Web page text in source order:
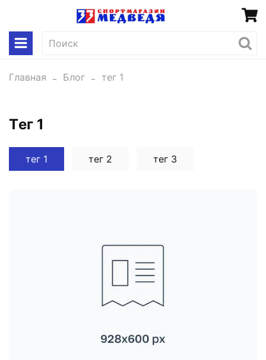
Главная Блог тег 1
тег 1
тег 1 тег 2 тег 3